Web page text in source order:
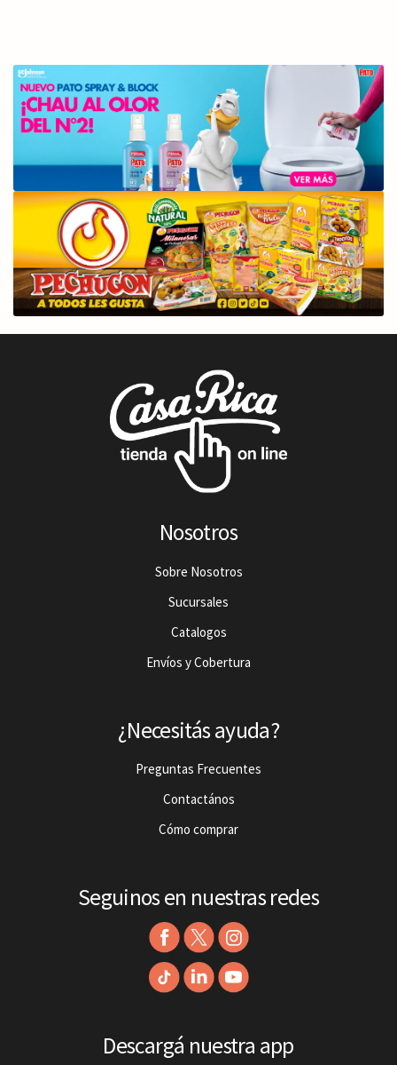
Nosotros
Sobre Nosotros
Sucursales
Catalogos
Envíos y Cobertura
¿Necesitás ayuda?
Preguntas Frecuentes
Contactános
Cómo comprar
Seguinos en nuestras redes
Descargá nuestra app